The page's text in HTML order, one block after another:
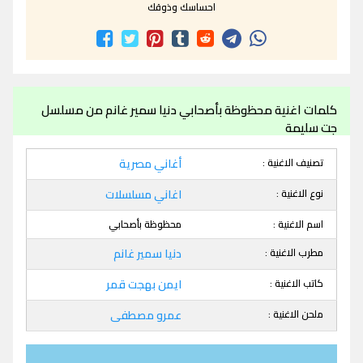
احساسك وذوقك
كلمات اغنية محظوظة بأصحابي دنيا سمير غانم من مسلسل
جت سليمة
تصنيف الاغنية : أغاني مصرية
نوع الاغنية : اغاني مسلسلات
اسم الاغنية :
محظوظة بأصحابي
مطرب الاغنية :
دنيا سمير غانم
كاتب الاغنية : ايمن بهجت قمر
ملحن الاغنية : عمرو مصطفى